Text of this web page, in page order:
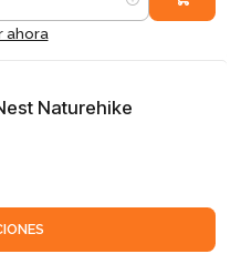
ahora
Naturehike